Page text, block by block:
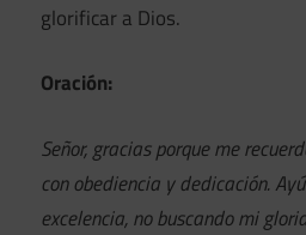
glorificar a Dios.
Oración:
Señor, gracias porque me
con obediencia y dedicación.
excelencia, no buscando mi